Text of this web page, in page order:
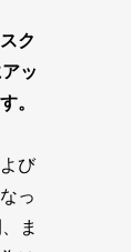
ク
ッ
。
び
っ
ま